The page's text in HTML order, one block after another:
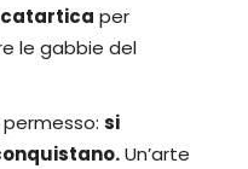
catartica per
le gabbie del
si
Un’arte